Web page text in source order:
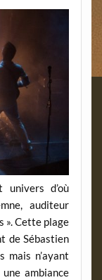
univers d’où
auditeur
». Cette plage
de Sébastien
mais n’ayant
ambiance